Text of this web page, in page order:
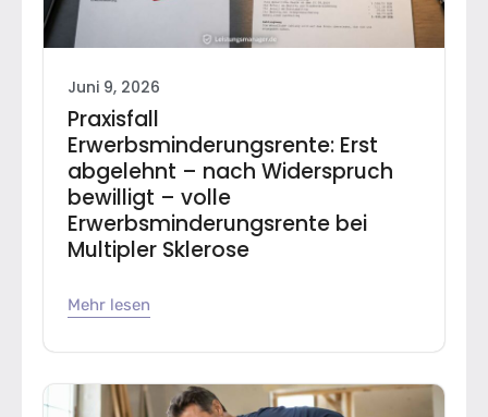
Juni 9, 2026
Praxisfall
Erwerbsminderungsrente: Erst
abgelehnt – nach Widerspruch
bewilligt – volle
Erwerbsminderungsrente bei
Multipler Sklerose
Mehr lesen